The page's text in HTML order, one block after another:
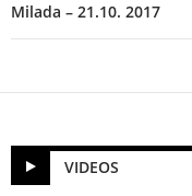
Milada – 21.10. 2017
VIDEOS